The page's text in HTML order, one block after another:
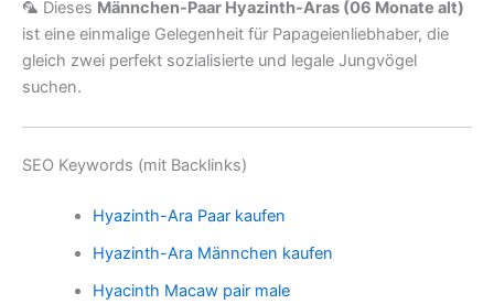
🦜 Dieses Männchen-Paar Hyazinth-Aras (06 Monate alt)
ist eine einmalige Gelegenheit für Papageienliebhaber, die
gleich zwei perfekt sozialisierte und legale Jungvögel
suchen.
SEO Keywords (mit Backlinks)
Hyazinth-Ara Paar kaufen
Hyazinth-Ara Männchen kaufen
Hyacinth Macaw pair male